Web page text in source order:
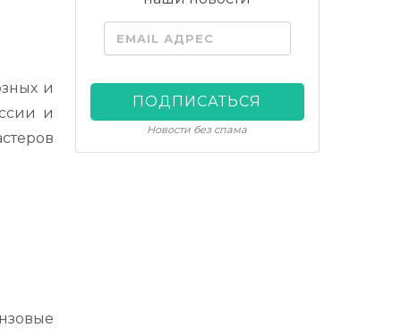
и
и
EMAIL АДРЕС
ПОДПИСАТЬСЯ
Новости без спама